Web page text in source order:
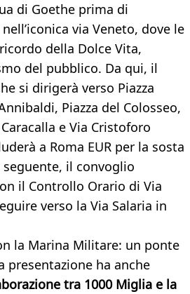
di Goethe prima di
via Veneto, dove le
della Dolce Vita,
del pubblico. Da qui, il
si dirigerà verso Piazza
Piazza del Colosseo,
e Via Cristoforo
a Roma EUR per la sosta
il convoglio
il Controllo Orario di Via
verso la Via Salaria in
la Marina Militare: un ponte
presentazione ha anche
tra 1000 Miglia e la